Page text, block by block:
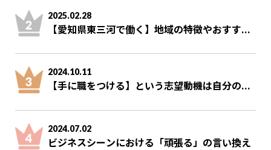
2025.02.28
【愛知県東三河で働く】地域の特徴やおすす...
2024.10.11
【手に職をつける】という志望動機は自分の...
2024.07.02
ビジネスシーンにおける「頑張る」の言い換え